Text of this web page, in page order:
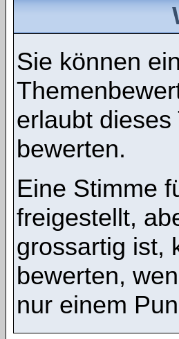
Sie können
erlaubt
bewerten.
Eine Stimme
freigestellt,
grossartig ist,
bewerten,
nur einem